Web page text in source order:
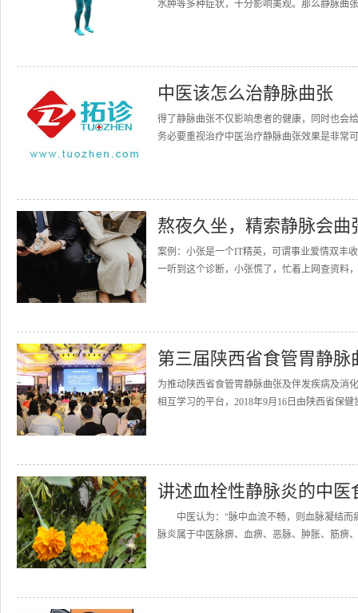
水肿等多种症状，十分影响美观。那么静脉曲
中医该怎么治静脉曲张
得了静脉曲张不仅影响患者的健康，同时也会
务必要重视治疗中医治疗静脉曲张效果是非常
熬夜久坐，精索静脉会曲
案例：小张是一个IT精英，可谓事业爱情双丰
一听到这个诊断，小张慌了，忙着上网查资料
第三届陕西省食管胃静
为推动陕西省食管胃静脉曲张及伴发疾病及消
相互学习的平台，2018年9月16日由陕西省保
讲述血栓性静脉炎的中医
中医认为：“脉中血流不畅，则血脉凝结而
脉炎属于中医脉痹、血痹、恶脉、肿胀、筋痹